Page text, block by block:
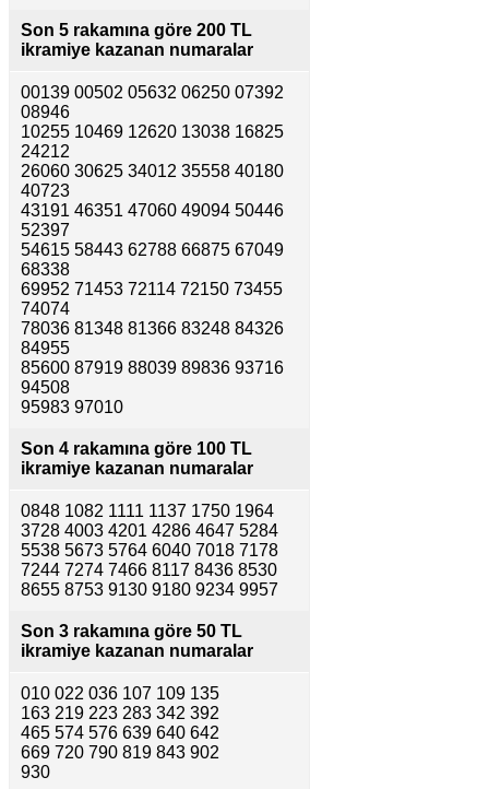
Son 5 rakamına göre 200 TL
ikramiye kazanan numaralar
00139 00502 05632 06250 07392
08946
10255 10469 12620 13038 16825
24212
26060 30625 34012 35558 40180
40723
43191 46351 47060 49094 50446
52397
54615 58443 62788 66875 67049
68338
69952 71453 72114 72150 73455
74074
78036 81348 81366 83248 84326
84955
85600 87919 88039 89836 93716
94508
95983 97010
Son 4 rakamına göre 100 TL
ikramiye kazanan numaralar
0848 1082 1111 1137 1750 1964
3728 4003 4201 4286 4647 5284
5538 5673 5764 6040 7018 7178
7244 7274 7466 8117 8436 8530
8655 8753 9130 9180 9234 9957
Son 3 rakamına göre 50 TL
ikramiye kazanan numaralar
010 022 036 107 109 135
163 219 223 283 342 392
465 574 576 639 640 642
669 720 790 819 843 902
930